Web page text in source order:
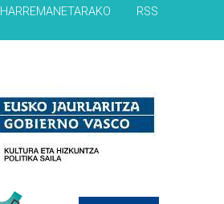
HARREMANETARAKO RSS